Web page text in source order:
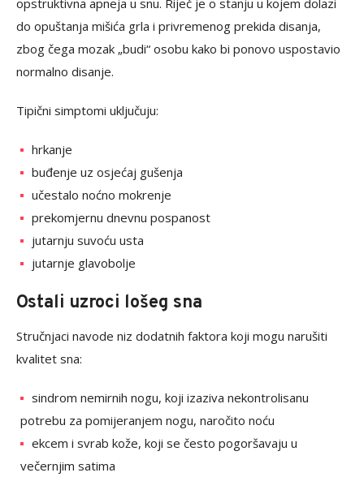
opstruktivna apneja u snu. Riječ je o stanju u kojem dolazi
do opuštanja mišića grla i privremenog prekida disanja,
zbog čega mozak „budi“ osobu kako bi ponovo uspostavio
normalno disanje.
Tipični simptomi uključuju:
hrkanje
buđenje uz osjećaj gušenja
učestalo noćno mokrenje
prekomjernu dnevnu pospanost
jutarnju suvoću usta
jutarnje glavobolje
Ostali uzroci lošeg sna
Stručnjaci navode niz dodatnih faktora koji mogu narušiti
kvalitet sna:
sindrom nemirnih nogu, koji izaziva nekontrolisanu
potrebu za pomijeranjem nogu, naročito noću
ekcem i svrab kože, koji se često pogoršavaju u
večernjim satima